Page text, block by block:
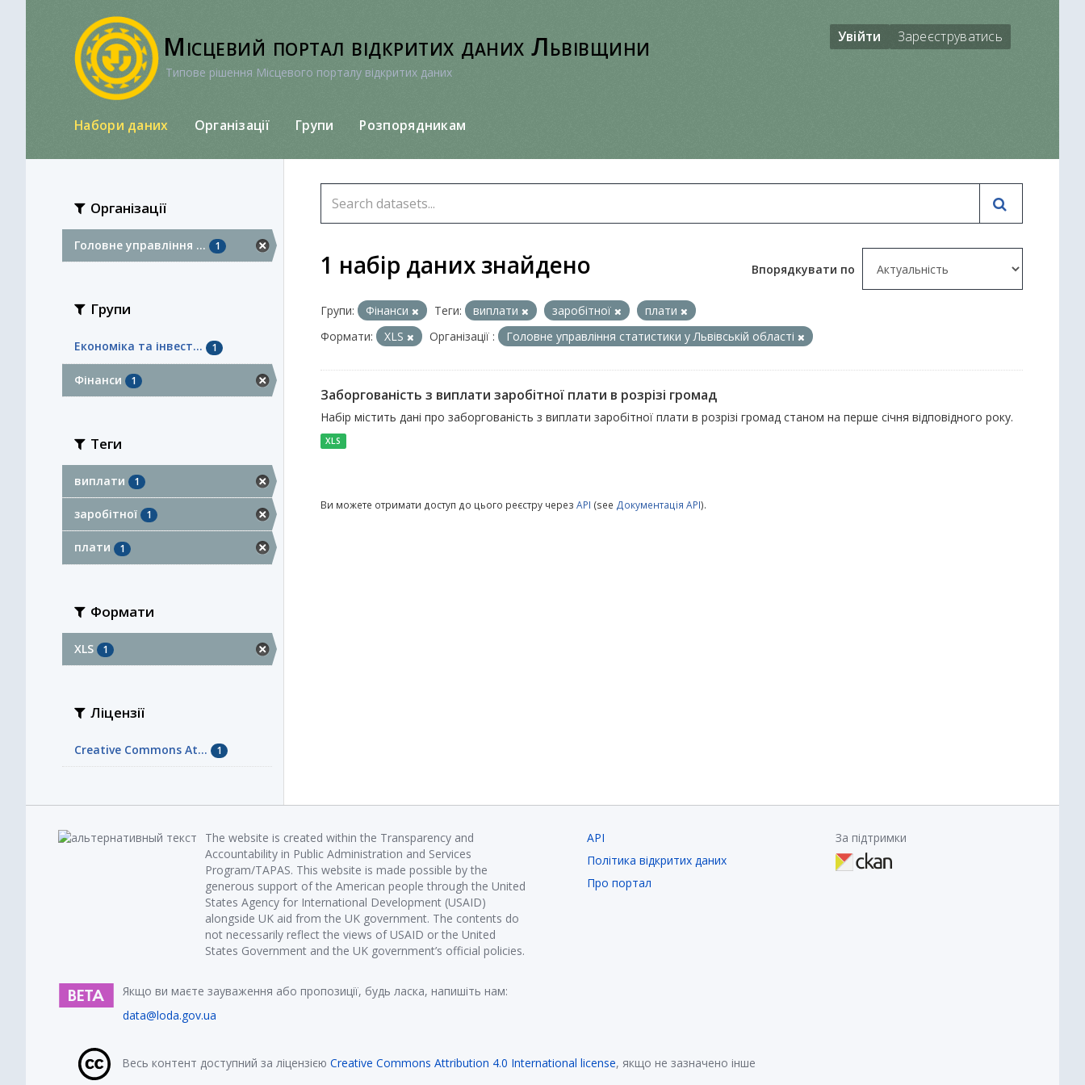
Місцевий портал відкритих даних Львівщини
Типове рішення Місцевого порталу відкритих даних
Увійти Зареєструватись
Набори даних Організації Групи Розпорядникам
Організації
Головне управління ... 1
Групи
Економіка та інвест... 1
Фінанси 1
Теги
виплати 1
заробітної 1
плати 1
Формати
XLS 1
Ліцензії
Creative Commons At... 1
Впорядкувати по
1 набір даних знайдено
Групи: Фінанси Теги: виплати заробітної
плати
Формати:
XLS Організації : Головне управління статистики у Львівській області
Заборгованість з виплати заробітної плати в розрізі громад
Набір містить дані про заборгованість з виплати заробітної плати в розрізі громад станом на перше січня відповідного року.
XLS
Ви можете отримати доступ до цього реєстру через API (see Документація API).
The website is created within the Transparency and
Accountability in Public Administration and Services
Program/TAPAS. This website is made possible by the
generous support of the American people through the United
States Agency for International Development (USAID)
alongside UK aid from the UK government. The contents do
not necessarily reflect the views of USAID or the United
States Government and the UK government’s official policies.
Якщо ви маєте зауваження або пропозиції, будь ласка, напишіть нам:
data@loda.gov.ua
API
Політика відкритих даних
Про портал
За підтримки
Весь контент доступний за ліцензією Creative Commons Attribution 4.0 International license, якщо не зазначено інше